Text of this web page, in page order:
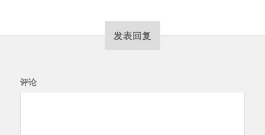
发表回复
评论